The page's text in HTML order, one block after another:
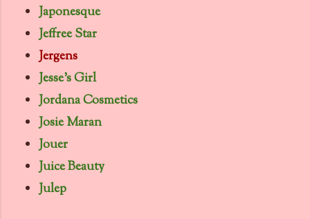
Japonesque
Jeffree Star
Jergens
Jesse's Girl
Jordana Cosmetics
Josie Maran
Jouer
Juice Beauty
Julep